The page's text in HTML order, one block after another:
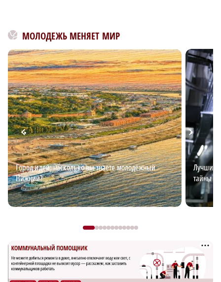
МОЛОДЕЖЬ МЕНЯЕТ МИР
Город идей: насколько вы знаете молодёжный
Нижний?
Лучший
тайны